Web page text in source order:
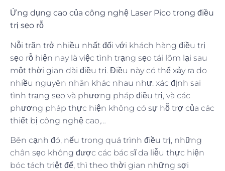
Ứng dụng cao của công nghệ Laser Pico trong điều
trị sẹo rỗ
Nỗi trăn trở nhiều nhất đối với khách hàng điều trị
sẹo rỗ hiện nay là việc tình trạng sẹo tái lõm lại sau
một thời gian dài điều trị. Điều này có thể xảy ra do
nhiều nguyên nhân khác nhau như: xác định sai
tình trạng sẹo và phương pháp điều trị, và các
phương pháp thực hiện không có sự hỗ trợ của các
thiết bị công nghệ cao,…
Bên cạnh đó, nếu trong quá trình điều trị, những
chân sẹo không được các bác sĩ da liễu thực hiện
bóc tách triệt để, thì theo thời gian những sợi